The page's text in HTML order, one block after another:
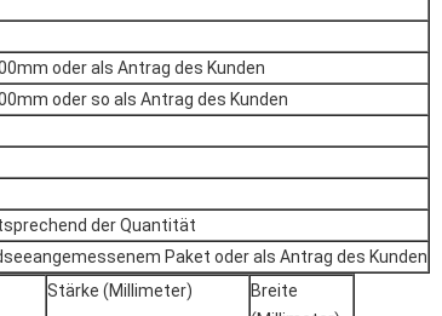
oder als Antrag des Kunden
oder so als Antrag des Kunden
der Quantität
Paket oder als Antrag des Kunden
Stärke (Millimeter)
Breite